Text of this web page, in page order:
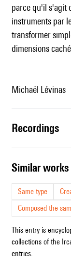
parce qu'il s'agit
instruments par
transformer
dimensions
Michaël Lévinas
recordings
similar works
Same type
Composed the
This entry is
collections of the
entries.